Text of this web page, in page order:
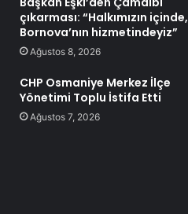
çıkarması: “Halkımızın içinde,
Bornova’nın hizmetindeyiz”
Ağustos 8, 2026
CHP Osmaniye Merkez İlçe
Yönetimi Toplu İstifa Etti
Ağustos 7, 2026